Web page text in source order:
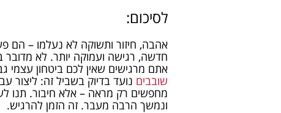
לסיכום:
אהבה, חיזור ותשוקה לא נעלמו – הם
חדשה, רגישה ועמוקה יותר. לא מדובר
אתם מרגישים שאין לכם ביטחון
שובבים נועד בדיוק בשביל זה:
מחפשים רק מראה – אלא חיבור. תנו
ונמשך הרבה מעבר. זה הזמן להרגיש.